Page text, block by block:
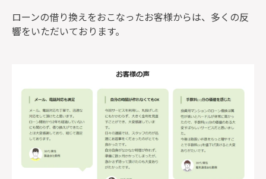
ローンの借り換えをおこなったお客様からは、多くの反
響をいただいております。